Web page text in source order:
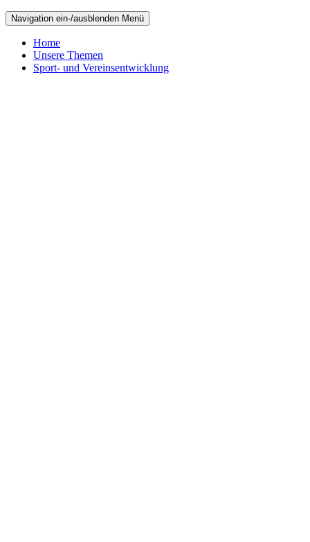
Navigation ein-/ausblenden Menü
Home
Unsere Themen
Sport- und Vereinsentwicklung